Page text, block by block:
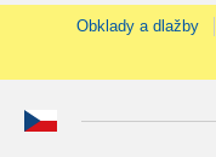
Obklady a dlažby